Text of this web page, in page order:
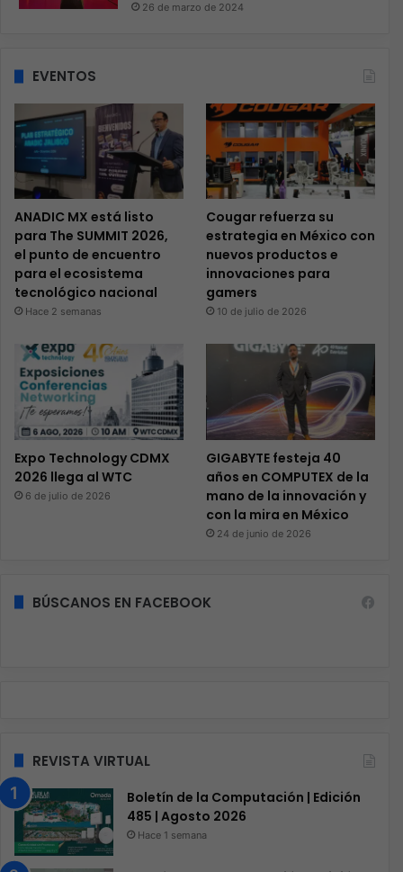
26 de marzo de 2024
EVENTOS
ANADIC MX está listo
para The SUMMIT 2026,
el punto de encuentro
para el ecosistema
tecnológico nacional
Hace 2 semanas
Cougar refuerza su
estrategia en México con
nuevos productos e
innovaciones para
gamers
10 de julio de 2026
Expo Technology CDMX
2026 llega al WTC
6 de julio de 2026
GIGABYTE festeja 40
años en COMPUTEX de la
mano de la innovación y
con la mira en México
24 de junio de 2026
BÚSCANOS EN FACEBOOK
REVISTA VIRTUAL
Boletín de la Computación | Edición
485 | Agosto 2026
Hace 1 semana